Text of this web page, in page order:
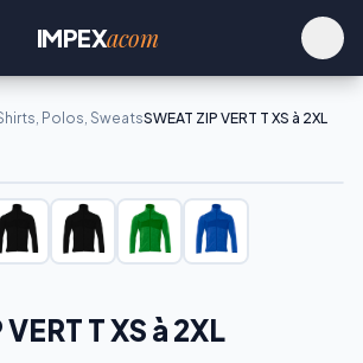
IMPEXacom
Polos, SweatsSWEAT ZIP VERT T XS à 2XL
T XS à 2XL